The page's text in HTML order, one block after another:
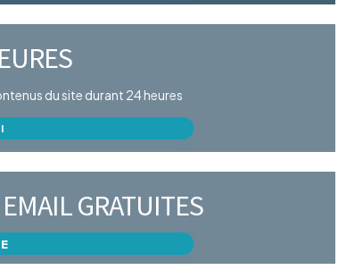
du site durant 24 heures
GRATUITES